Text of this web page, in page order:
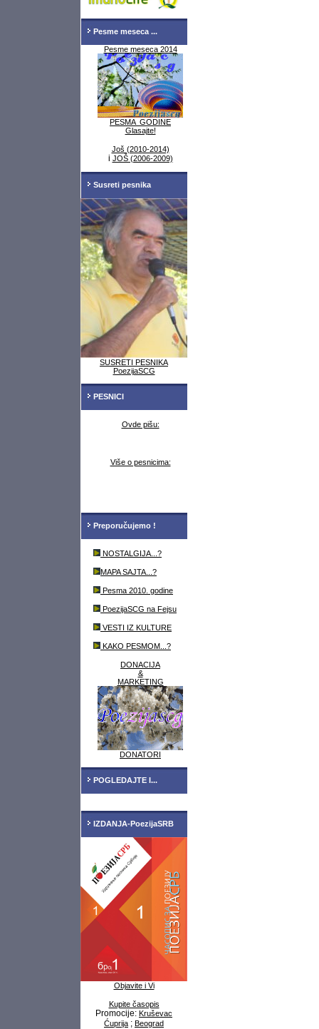
Pesme meseca ...
Pesme meseca 2014
PESMA GODINE
Glasajte!
Još (2010-2014)
i JOŠ (2006-2009)
Susreti pesnika
SUSRETI PESNIKA
PoezijaSCG
PESNICI
Ovde pišu:
Više o pesnicima:
Preporučujemo !
NOSTALGIJA...?
MAPA SAJTA...?
Pesma 2010. godine
PoezijaSCG na Fejsu
VESTI IZ KULTURE
KAKO PESMOM...?
DONACIJA
&
MARKETING
DONATORI
POGLEDAJTE I...
IZDANJA-PoezijaSRB
Objavite i Vi
Kupite časopis
Promocije: Kruševac
Ćuprija ; Beograd